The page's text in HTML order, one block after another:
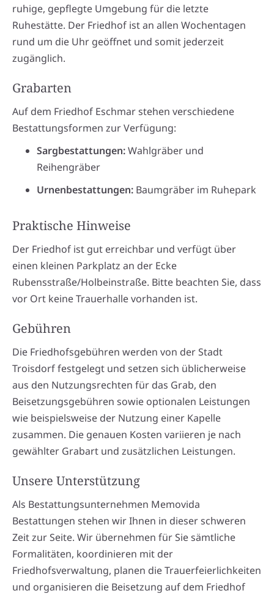
ruhige, gepflegte Umgebung für die letzte
Ruhestätte. Der Friedhof ist an allen Wochentagen
rund um die Uhr geöffnet und somit jederzeit
zugänglich.
Grabarten
Auf dem Friedhof Eschmar stehen verschiedene
Bestattungsformen zur Verfügung:
Sargbestattungen:Wahlgräber und
Reihengräber
Urnenbestattungen: Baumgräber im Ruhepark
Praktische Hinweise
Der Friedhof ist gut erreichbar und verfügt über
einen kleinen Parkplatz an der Ecke
Rubensstraße/Holbeinstraße. Bitte beachten Sie, dass
vor Ort keine Trauerhalle vorhanden ist.
Gebühren
Die Friedhofsgebühren werden von der Stadt
Troisdorf festgelegt und setzen sich üblicherweise
aus den Nutzungsrechten für das Grab, den
Beisetzungsgebühren sowie optionalen Leistungen
wie beispielsweise der Nutzung einer Kapelle
zusammen. Die genauen Kosten variieren je nach
gewählter Grabart und zusätzlichen Leistungen.
Unsere Unterstützung
Als Bestattungsunternehmen Memovida
Bestattungen stehen wir Ihnen in dieser schweren
Zeit zur Seite. Wir übernehmen für Sie sämtliche
Formalitäten, koordinieren mit der
Friedhofsverwaltung, planen die Trauerfeierlichkeiten
und organisieren die Beisetzung auf dem Friedhof